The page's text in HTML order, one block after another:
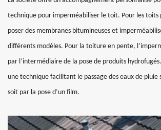
technique pour imperméabiliser le toit. Pour les toits
poser des membranes bitumineuses et
différents modèles. Pour la toiture en pente,
par l’intermédiaire de la pose de produits hydrofugés.
une technique facilitant le passage des eaux de
soit par la pose d’un film.